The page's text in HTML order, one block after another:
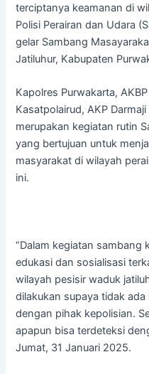
terciptanya keamanan di
Polisi Perairan dan Udara
gelar Sambang
Jatiluhur, Kabupaten
Kapolres Purwakarta,
Kasatpolairud, AKP
merupakan kegiatan rutin
yang bertujuan untuk
masyarakat di wilayah
ini.
“Dalam kegiatan sambang
edukasi dan sosialisasi
wilayah pesisir waduk
dilakukan supaya tidak
dengan pihak kepolisian.
apapun bisa terdeteksi
Jumat, 31 Januari 2025.